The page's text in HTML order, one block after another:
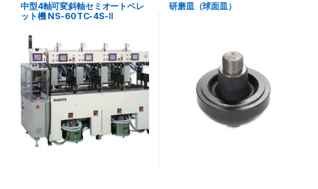
中型4軸可変斜軸セミオートペレ
ット機 NS-60TC-4S-Ⅱ
研磨皿（球面皿）